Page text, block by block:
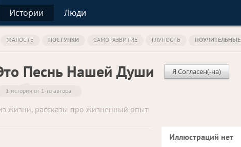
Истории Люди
ЖАЛОСТЬ ПОСТУПКИ САМОРАЗВИТИЕ ГЛУПОСТЬ ПОУЧИТЕЛЬНЫЕ
Песнь Нашей Души Я Согласен(-на)
1 история от 1-го автора
жизни, рассказы про жизненный опыт
Иллюстраций нет